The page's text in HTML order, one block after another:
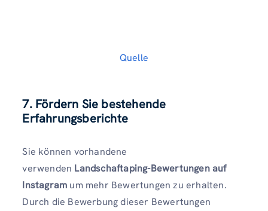
Quelle
7. Fördern Sie bestehende
Erfahrungsberichte
Sie können vorhandene
verwenden Landschaftaping-Bewertungen auf
Instagram um mehr Bewertungen zu erhalten.
Durch die Bewerbung dieser Bewertungen